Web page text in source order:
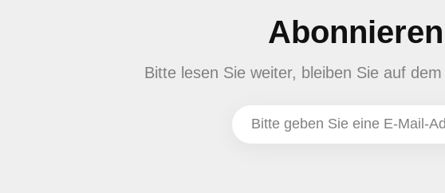
Bitte lesen Sie weiter, bleiben Sie auf